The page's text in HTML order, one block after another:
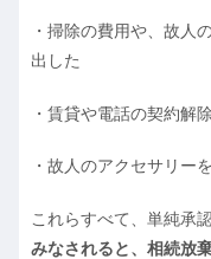
・掃除の費用や、故人
出した
・賃貸や電話の契約解
・故人のアクセサリー
これらすべて、単純承
みなされると、相続放